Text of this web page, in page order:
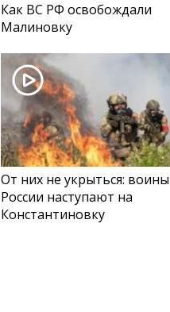
Как ВС РФ освобождали
Малиновку
От них не укрыться: воины
России наступают на
Константиновку